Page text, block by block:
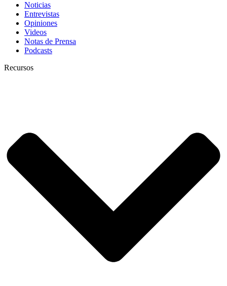
Noticias
Entrevistas
Opiniones
Videos
Notas de Prensa
Podcasts
Recursos